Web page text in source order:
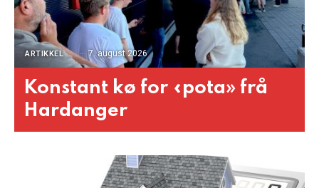
ARTIKKEL 7. august 2026
Konstant kø for «pota» frå
Hardanger